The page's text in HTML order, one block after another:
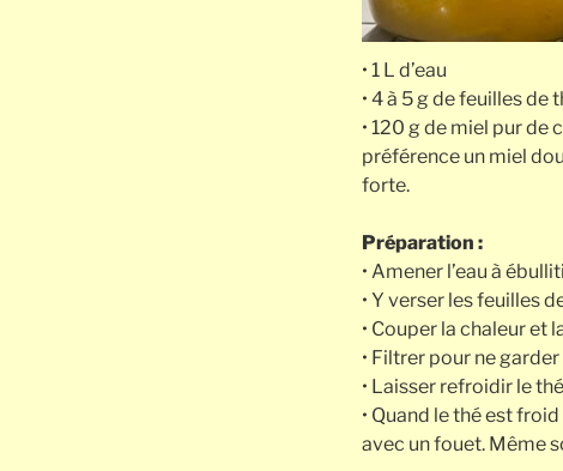
• 1 L d’eau
• 4 à 5 g de feuilles
• 120 g de miel pur
préférence un miel
forte.
Préparation :
• Amener l’eau à
• Y verser les feuilles
• Couper la chaleur et
• Filtrer pour ne
• Laisser refroidir le
• Quand le thé est
avec un fouet. Même